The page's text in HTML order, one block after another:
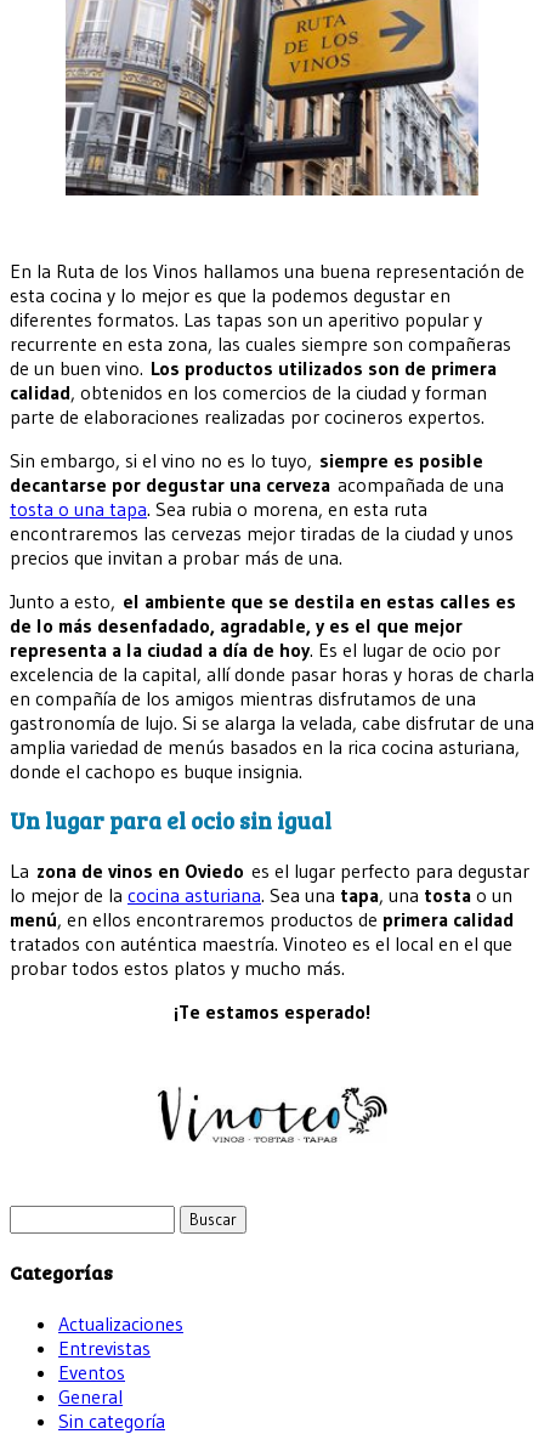
En la Ruta de los Vinos hallamos una buena representación de
esta cocina y lo mejor es que la podemos degustar en
diferentes formatos. Las tapas son un aperitivo popular y
recurrente en esta zona, las cuales siempre son compañeras
de un buen vino. Los productos utilizados son de primera
calidad, obtenidos en los comercios de la ciudad y forman
parte de elaboraciones realizadas por cocineros expertos.
Sin embargo, si el vino no es lo tuyo, siempre es posible
decantarse por degustar una cerveza acompañada de una
tosta o una tapa. Sea rubia o morena, en esta ruta
encontraremos las cervezas mejor tiradas de la ciudad y unos
precios que invitan a probar más de una.
Junto a esto, el ambiente que se destila en estas calles es
de lo más desenfadado, agradable, y es el que mejor
representa a la ciudad a día de hoy. Es el lugar de ocio por
excelencia de la capital, allí donde pasar horas y horas de charla
en compañía de los amigos mientras disfrutamos de una
gastronomía de lujo. Si se alarga la velada, cabe disfrutar de una
amplia variedad de menús basados en la rica cocina asturiana,
donde el cachopo es buque insignia.
Un lugar para el ocio sin igual
La zona de vinos en Oviedo es el lugar perfecto para degustar
lo mejor de la cocina asturiana. Sea una tapa, una tosta o un
menú, en ellos encontraremos productos de primera calidad
tratados con auténtica maestría. Vinoteo es el local en el que
probar todos estos platos y mucho más.
¡Te estamos esperado!
Categorías
Actualizaciones
Entrevistas
Eventos
General
Sin categoría